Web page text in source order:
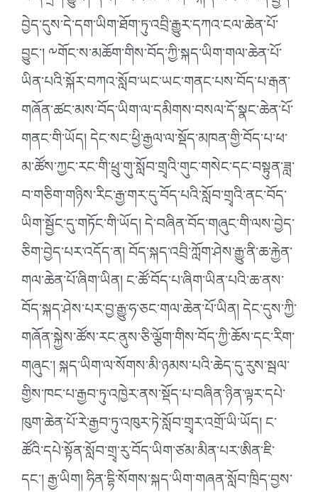
བྱེད་དུས་དེ་དག་ཡིག་ཐོག་ཏུ་འབྲི་རྒྱུར་དཀའ་ངལ་ཆེན་པོ་
བྱུང་། ༸གོང་ས་མཆོག་གིས་བོད་ཀྱི་སྐད་ཡིག་གལ་ཆེན་པོ་
ཡིན་པའི་སྐོར་བཀའ་སློབ་ཡང་ཡང་གནང་པས་བོད་པ་རྒན་
གཞོན་ཚང་མས་བོད་ཡིག་ལ་དམིགས་བསལ་དོ་སྣང་ཆེན་པོ་
གནང་གི་ཡོད། དེང་སང་ཕྱི་རྒྱལ་ལ་སྡོད་མཁན་གྱི་བོད་པ་ཕ་
མ་ཚོས་ཀྱང་རང་གི་ཕྲུ་གུ་སློབ་གྲྭའི་གུང་གསེང་དང་བསྟུན་ཟླ་
བ་གཅིག་གཉིས་རིང་རྒྱ་གར་དུ་བོད་པའི་སློབ་གྲྭའི་ནང་བོད་
ཡིག་སྦྱོང་དུ་གཏོང་གི་ཡོད། དེ་བཞིན་བོད་གཞུང་གི་ལས་བྱེད་
ཅིག་བྱེད་པར་འདོད་ན། བོད་སྐད་འབྲི་ཀློག་ཤེས་རྒྱུ་ནི་ཆ་རྐྱེན་
གལ་ཆེན་པོ་ཞིག་ཡིན། ང་ཚོ་བོད་པ་ཞིག་ཡིན་པའི་ཆ་ནས་
བོད་སྐད་ཤེས་པར་བྱ་རྒྱུ་ཧ་ཅང་གལ་ཆེན་པོ་ཡིན། དེང་དུས་ཀྱི་
གཞོན་སྐྱེས་ཚོས་རང་ནུས་ཅི་ལྕོག་གིས་བོད་ཀྱི་ཆོས་དང་རིག་
གཞུང་། སྐད་ཡིག་ལ་སོགས་མི་ཉམས་པའི་ཆེད་དུ་རུས་སྦལ་
གྱིས་ཁང་པ་རྒྱབ་ཏུ་འཁྱེར་ནས་སྡོད་པ་བཞིན་ཉིན་ལྟར་དཔེ་
ཁུག་ཆེན་པོ་རེ་རྒྱབ་ཏུ་འཁུར་ཏེ་སློབ་གྲྭར་འགྲོ་ཡི་ཡོད། ང་
ཚོའི་དཔེ་སྟོན་སློབ་གྲྭ་རུ་བོད་ཡིག་ཙམ་མིན་པར་ཨིན་ཇི་
དང་། རྒྱ་ཡིག། ཧིན་དྷི་སོགས་སྐད་ཡིག་གཞན་སློབ་ཁྲིད་བྱས་